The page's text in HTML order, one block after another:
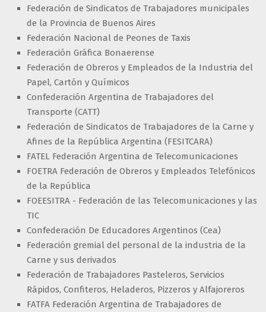
Federación de Sindicatos de Trabajadores municipales
de la Provincia de Buenos Aires
Federación Nacional de Peones de Taxis
Federación Gráfica Bonaerense
Federación de Obreros y Empleados de la Industria del
Papel, Cartón y Químicos
Confederación Argentina de Trabajadores del
Transporte (CATT)
Federación de Sindicatos de Trabajadores de la Carne y
Afines de la República Argentina (FESITCARA)
FATEL Federación Argentina de Telecomunicaciones
FOETRA Federación de Obreros y Empleados Telefónicos
de la República
FOEESITRA - Federación de las Telecomunicaciones y las
TIC
Confederación De Educadores Argentinos (Cea)
Federación gremial del personal de la industria de la
Carne y sus derivados
Federación de Trabajadores Pasteleros, Servicios
Rápidos, Confiteros, Heladeros, Pizzeros y Alfajoreros
FATFA Federación Argentina de Trabajadores de